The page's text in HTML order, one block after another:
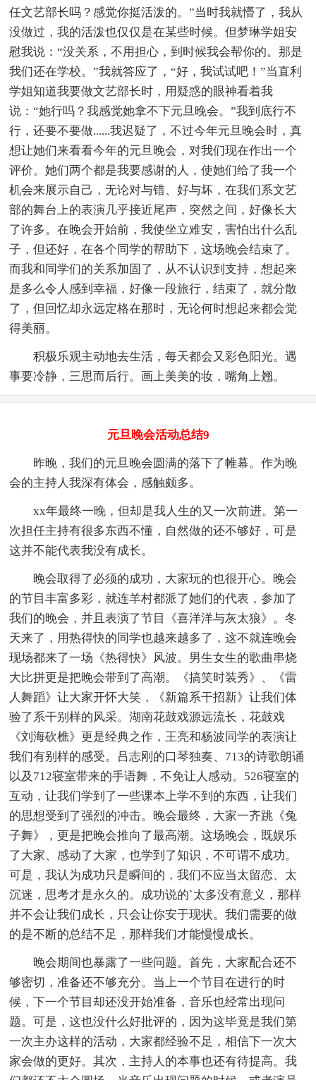
任文艺部长吗？感觉你挺活泼的。”当时我就懵了，我从
没做过，我的活泼也仅仅是在某些时候。但梦琳学姐安
慰我说：“没关系，不用担心，到时候我会帮你的。那是
我们还在学校。”我就答应了，“好，我试试吧！”当直利
学姐知道我要做文艺部长时，用疑惑的眼神看着我
说：“她行吗？我感觉她拿不下元旦晚会。”我到底行不
行，还要不要做......我迟疑了，不过今年元旦晚会时，真
想让她们来看看今年的元旦晚会，对我们现在作出一个
评价。她们两个都是我要感谢的人，使她们给了我一个
机会来展示自己，无论对与错、好与坏，在我们系文艺
部的舞台上的表演几乎接近尾声，突然之间，好像长大
了许多。在晚会开始前，我使坐立难安，害怕出什么乱
子，但还好，在各个同学的帮助下，这场晚会结束了。
而我和同学们的关系加固了，从不认识到支持，想起来
是多么令人感到幸福，好像一段旅行，结束了，就分散
了，但回忆却永远定格在那时，无论何时想起来都会觉
得美丽。
积极乐观主动地去生活，每天都会又彩色阳光。遇
事要冷静，三思而后行。画上美美的妆，嘴角上翘。
元旦晚会活动总结9
昨晚，我们的元旦晚会圆满的落下了帷幕。作为晚
会的主持人我深有体会，感触颇多。
xx年最终一晚，但却是我人生的又一次前进。第一
次担任主持有很多东西不懂，自然做的还不够好，可是
这并不能代表我没有成长。
晚会取得了必须的成功，大家玩的也很开心。晚会
的节目丰富多彩，就连羊村都派了她们的代表，参加了
我们的晚会，并且表演了节目《喜洋洋与灰太狼》。冬
天来了，用热得快的同学也越来越多了，这不就连晚会
现场都来了一场《热得快》风波。男生女生的歌曲串烧
大比拼更是把晚会带到了高潮。《搞笑时装秀》、《雷
人舞蹈》让大家开怀大笑，《新篇系干招新》让我们体
验了系干别样的风采。湖南花鼓戏源远流长，花鼓戏
《刘海砍樵》更是经典之作，王亮和杨波同学的表演让
我们有别样的感受。吕志刚的口琴独奏、713的诗歌朗诵
以及712寝室带来的手语舞，不免让人感动。526寝室的
互动，让我们学到了一些课本上学不到的东西，让我们
的思想受到了强烈的冲击。晚会最终，大家一齐跳《兔
子舞》，更是把晚会推向了最高潮。这场晚会，既娱乐
了大家、感动了大家，也学到了知识，不可谓不成功。
可是，我认为成功只是瞬间的，我们不应当太留恋、太
沉迷，思考才是永久的。成功说的`太多没有意义，那样
并不会让我们成长，只会让你安于现状。我们需要的做
的是不断的总结不足，那样我们才能慢慢成长。
晚会期间也暴露了一些问题。首先，大家配合还不
够密切，准备还不够充分。当上一个节目在进行的时
候，下一个节目却还没开始准备，音乐也经常出现问
题。可是，这也没什么好批评的，因为这毕竟是我们第
一次主办这样的活动，大家都经验不足，相信下一次大
家会做的更好。其次，主持人的本事也还有待提高。我